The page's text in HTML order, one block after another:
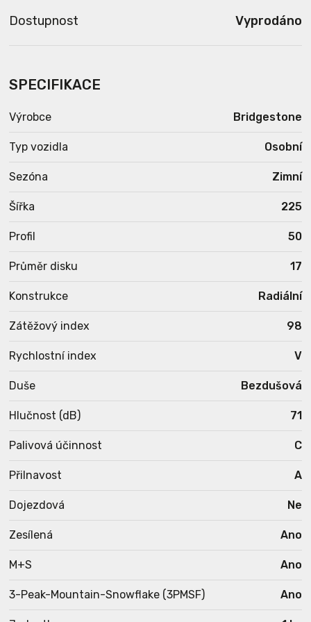
Dostupnost Vyprodáno
SPECIFIKACE
Výrobce Bridgestone
Typ vozidla Osobní
Sezóna Zimní
Šířka 225
Profil 50
Průměr disku 17
Konstrukce Radiální
Zátěžový index 98
Rychlostní index V
Duše Bezdušová
Hlučnost (dB) 71
Palivová účinnost C
Přilnavost A
Dojezdová Ne
Zesílená Ano
M+S Ano
3-Peak-Mountain-Snowflake (3PMSF) Ano